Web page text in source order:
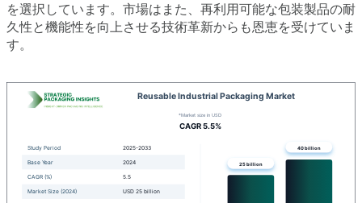
を選択しています。市場はまた、再利用可能な包装製品の耐
久性と機能性を向上させる技術革新からも恩恵を受けていま
す。